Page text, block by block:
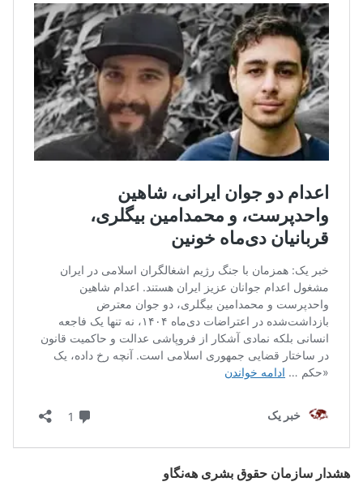
هشدار سازمان حقوق بشری هه‌نگاو